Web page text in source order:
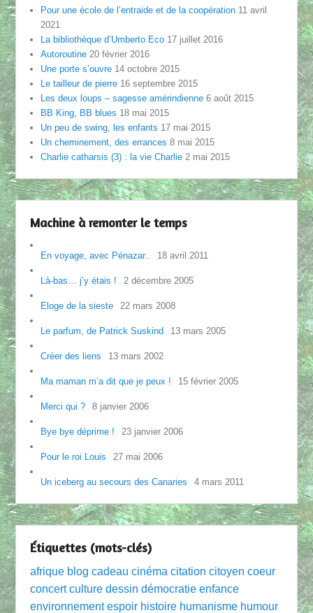
Pour une école de l’entraide et de la coopération 11 avril
2021
La bibliothèque d’Umberto Eco 17 juillet 2016
Autoroutine 20 février 2016
Une porte s’ouvre 14 octobre 2015
Le tailleur de pierre 16 septembre 2015
Les deux loups – sagesse amérindienne 6 août 2015
BB King, BB blues 18 mai 2015
Un peu de swing, les enfants 17 mai 2015
Un cheminement, des errances 8 mai 2015
Charlie catharsis (3) : la vie Charlie 2 mai 2015
Machine à remonter le temps
En voyage, avec Pénazar.. 18 avril 2011
Là-bas… j’y étais ! 2 décembre 2005
Eloge de la sieste 22 mars 2008
Le parfum, de Patrick Suskind 13 mars 2005
Créer des liens 13 mars 2002
Ma maman m’a dit que je peux ! 15 février 2005
Merci qui ? 8 janvier 2006
Bye bye déprime ! 23 janvier 2006
Pour le roi Louis 27 mai 2006
Un iceberg au secours des Canaries 4 mars 2011
Étiquettes (mots-clés)
afrique blog cadeau cinéma citation citoyen coeur
concert culture dessin démocratie enfance
environnement espoir histoire humanisme humour